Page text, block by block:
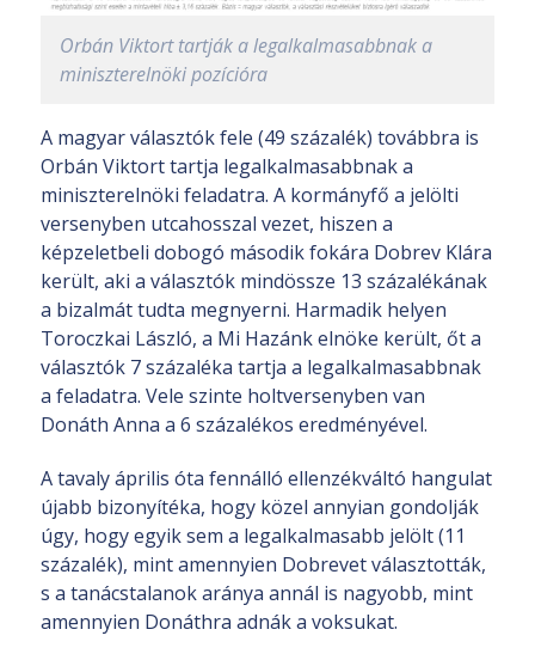
Orbán Viktort tartják a legalkalmasabbnak a
miniszterelnöki pozícióra
A magyar választók fele (49 százalék) továbbra is
Orbán Viktort tartja legalkalmasabbnak a
miniszterelnöki feladatra. A kormányfő a jelölti
versenyben utcahosszal vezet, hiszen a
képzeletbeli dobogó második fokára Dobrev Klára
került, aki a választók mindössze 13 százalékának
a bizalmát tudta megnyerni. Harmadik helyen
Toroczkai László, a Mi Hazánk elnöke került, őt a
választók 7 százaléka tartja a legalkalmasabbnak
a feladatra. Vele szinte holtversenyben van
Donáth Anna a 6 százalékos eredményével.
A tavaly április óta fennálló ellenzékváltó hangulat
újabb bizonyítéka, hogy közel annyian gondolják
úgy, hogy egyik sem a legalkalmasabb jelölt (11
százalék), mint amennyien Dobrevet választották,
s a tanácstalanok aránya annál is nagyobb, mint
amennyien Donáthra adnák a voksukat.